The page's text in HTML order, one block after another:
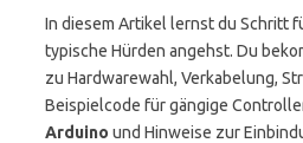
In diesem Artikel lernst du Schritt
typische Hürden angehst. Du
zu Hardwarewahl, Verkabelung,
Beispielcode für gängige
Arduino und Hinweise zur